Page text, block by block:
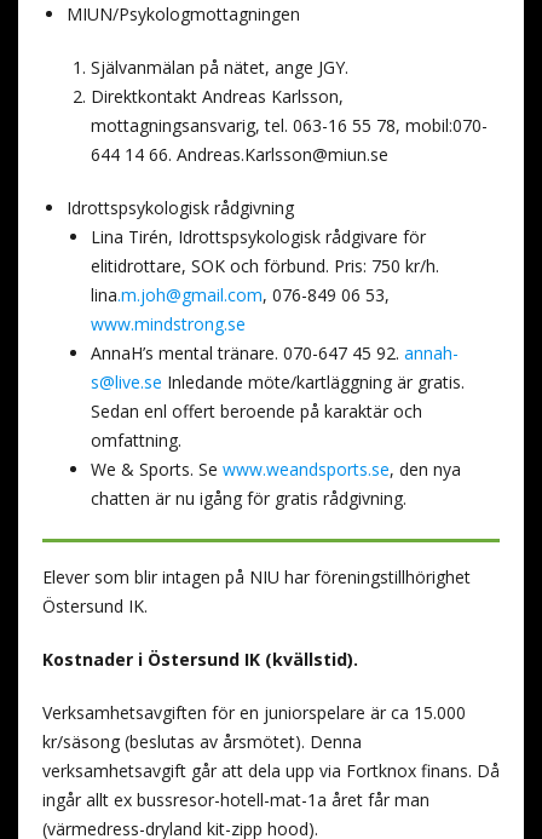
MIUN/Psykologmottagningen
Självanmälan på nätet, ange JGY.
Direktkontakt Andreas Karlsson,
mottagningsansvarig, tel. 063-16 55 78, mobil:070-
644 14 66. Andreas.Karlsson@miun.se
Idrottspsykologisk rådgivning
Lina Tirén, Idrottspsykologisk rådgivare för
elitidrottare, SOK och förbund. Pris: 750 kr/h.
lina.m.joh@gmail.com, 076-849 06 53,
www.mindstrong.se
AnnaH’s mental tränare. 070-647 45 92. annah-
s@live.se Inledande möte/kartläggning är gratis.
Sedan enl offert beroende på karaktär och
omfattning.
We & Sports. Se www.weandsports.se, den nya
chatten är nu igång för gratis rådgivning.
Elever som blir intagen på NIU har föreningstillhörighet
Östersund IK.
Kostnader i Östersund IK (kvällstid).
Verksamhetsavgiften för en juniorspelare är ca 15.000
kr/säsong (beslutas av årsmötet). Denna
verksamhetsavgift går att dela upp via Fortknox finans. Då
ingår allt ex bussresor-hotell-mat-1a året får man
(värmedress-dryland kit-zipp hood).